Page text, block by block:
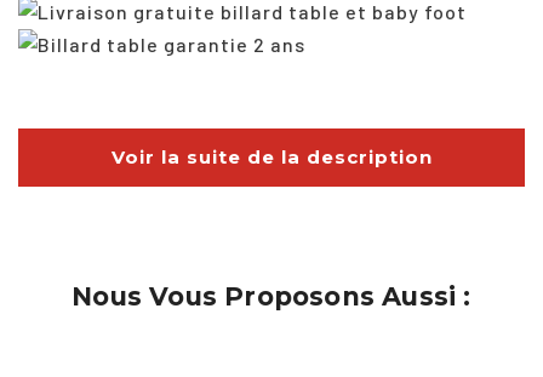
Voir la suite de la description
Nous Vous Proposons Aussi :